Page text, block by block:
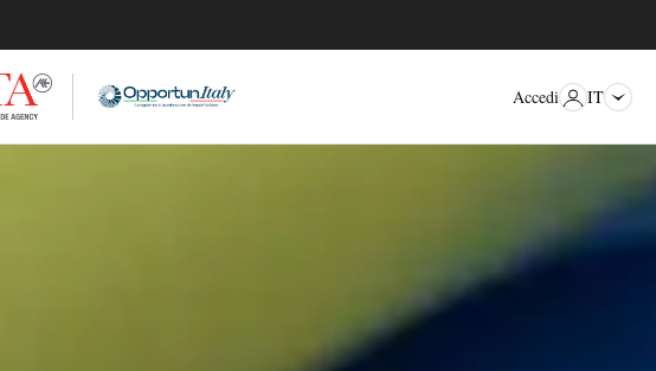
Accedi IT